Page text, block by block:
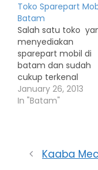
Toko Sparepart
Batam
Salah satu toko
menyediakan
sparepart mobil di
batam dan sudah
cukup terkenal
adalah Glassy Toko
beralamat Jl Teuku
Ampar Batam 29454
Kepulauan Riau
January 26, 2013
In "Batam"
Kaaba